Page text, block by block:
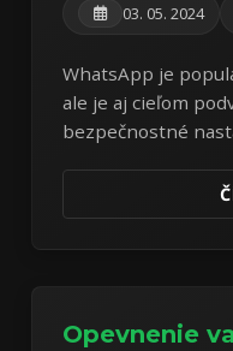
03. 05. 2024
WhatsApp je
ale je aj cieľom
bezpečnostné
Opevnenie